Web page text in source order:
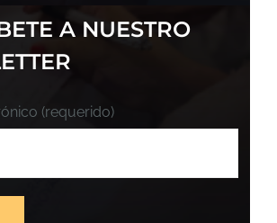
A NUESTRO
(requerido)